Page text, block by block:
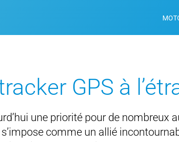
GPS à
une priorité pour de nombreux
s’impose comme un allié